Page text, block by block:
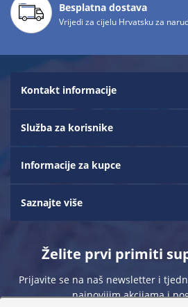
Besplatna dostava
Vrijedi za cijelu Hrvatsku za
Kontakt informacije
Služba za korisnike
Informacije za kupce
Saznajte više
Želite prvi primiti
Prijavite se na naš newsletter i
najnovijim akcijama i